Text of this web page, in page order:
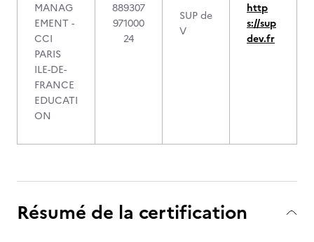
MANAG
EMENT -
CCI
PARIS
ILE-DE-
FRANCE
EDUCATI
ON
889307
971000
24
SUP de
V
http
s://sup
dev.fr
Résumé de la certification